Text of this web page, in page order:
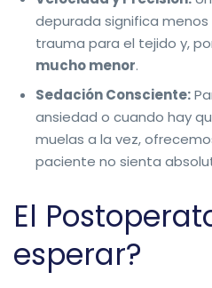
depurada significa
trauma para el tejido y,
mucho menor.
Sedación Consciente:
ansiedad o cuando hay
muelas a la vez,
paciente no sienta
El
esperar?